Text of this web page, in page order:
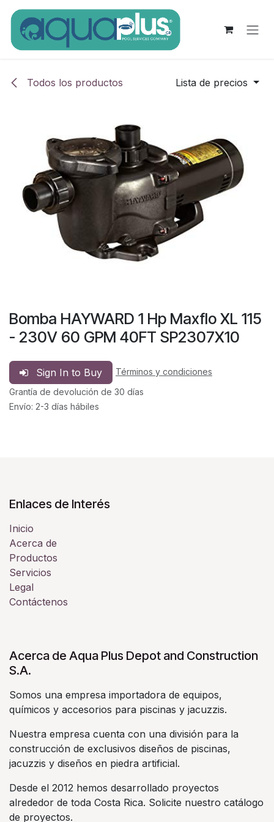
Ir al contenido
Todos los productos Lista de precios
Bomba HAYWARD 1 Hp Maxflo XL 115
- 230V 60 GPM 40FT SP2307X10
Sign In to Buy
Términos y condiciones
Grantía de devolución de 30 días
Envío: 2-3 días hábiles
Enlaces de Interés
Inicio
Acerca de
Productos
Servicios
Legal
Contáctenos
Acerca de Aqua Plus Depot and Construction
S.A.
Somos una empresa importadora de equipos,
químicos y accesorios para piscinas y jacuzzis.
Nuestra empresa cuenta con una división para la
construcción de exclusivos diseños de piscinas,
jacuzzis y diseños en piedra artificial.
Desde el 2012 hemos desarrollado proyectos
alrededor de toda Costa Rica. Solicite nuestro catálogo
de proyectos.